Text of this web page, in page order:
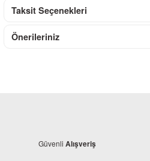
Taksit Seçenekleri
Önerileriniz
Güvenli Alışveriş